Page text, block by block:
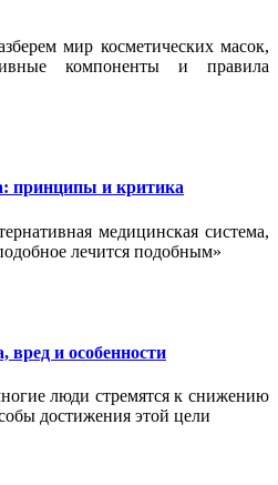
мир косметических масок,
компоненты и правила
принципы и критика
медицинская система,
лечится подобным»
вред и особенности
люди стремятся к снижению
достижения этой цели